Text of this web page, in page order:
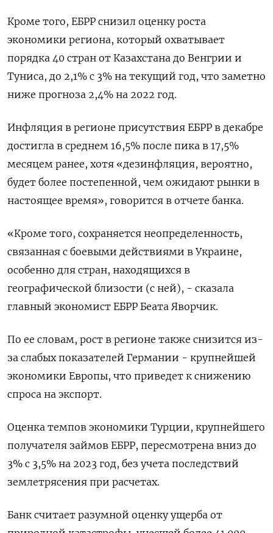
Кроме того, ЕБРР снизил оценку роста
экономики региона, который охватывает
порядка 40 стран от Казахстана до Венгрии и
Туниса, до 2,1% с 3% на текущий год, что заметно
ниже прогноза 2,4% на 2022 год.
Инфляция в регионе присутствия ЕБРР в декабре
достигла в среднем 16,5% после пика в 17,5%
месяцем ранее, хотя «дезинфляция, вероятно,
будет более постепенной, чем ожидают рынки в
настоящее время», говорится в отчете банка.
«Кроме того, сохраняется неопределенность,
связанная с боевыми действиями в Украине,
особенно для стран, находящихся в
географической близости (с ней), - сказала
главный экономист ЕБРР Беата Яворчик.
По ее словам, рост в регионе также снизится из-
за слабых показателей Германии - крупнейшей
экономики Европы, что приведет к снижению
спроса на экспорт.
Оценка темпов экономики Турции, крупнейшего
получателя займов ЕБРР, пересмотрена вниз до
3% с 3,5% на 2023 год, без учета последствий
землетрясения при расчетах.
Банк считает разумной оценку ущерба от